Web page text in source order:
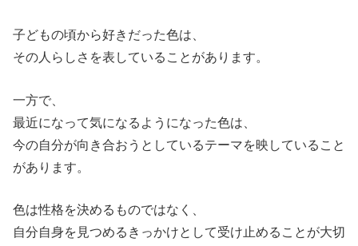
子どもの頃から好きだった色は、
その人らしさを表していることがあります。
一方で、
最近になって気になるようになった色は、
今の自分が向き合おうとしているテーマを映していること
があります。
色は性格を決めるものではなく、
自分自身を見つめるきっかけとして受け止めることが大切